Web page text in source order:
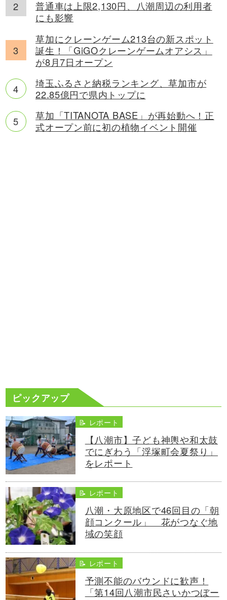
普通車は上限2,130円、八潮周辺の利用者
にも影響
草加にクレーンゲーム213台の新スポット
誕生！「GiGOクレーンゲームオアシス」
が8月7日オープン
埼玉ふるさと納税ランキング、草加市が
22.85億円で県内トップに
草加「TITANOTA BASE」が再始動へ！正
式オープン前に初の植物イベント開催
ピックアップ
📝 レポート
【八潮市】子ども神輿や和太鼓
でにぎわう「浮塚町会夏祭り」
をレポート
📝 レポート
八潮・大原地区で46回目の「朝
顔コンクール」 花がつなぐ地
域の笑顔
📝 レポート
予測不能のバウンドに歓声！
「第14回八潮市民さいかつぼー